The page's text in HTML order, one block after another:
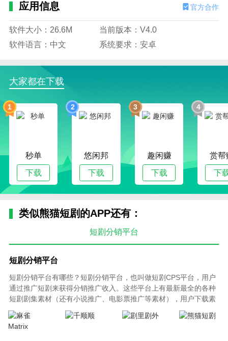
应用信息 官方合作
软件大小：26.6M
当前版本：V4.0
软件语言：中文
系统要求：安卓
大家都在下载
1
秒单
下载
2
悠闲邦
下载
3
趣闲赚
下载
4
赏帮
下
类似熊猫短剧的APP还有：
短剧分销平台
短剧分销平台
短剧分销平台有哪些？短剧分销平台，也叫做短剧CPS平台，用户
通过推广短剧来获得分销推广收入。这些平台上有最新最全的各种
短剧剧集素材（还有小说推广、电影票推广等素材），用户下载素
材剪辑成短视频，发布到抖音、快手、视频号，按照充值收入、广
告收入获得一定比例的佣金。平台上的素材已经获得了相关授权，
视频剪辑作者不用担心侵权问题。目前互联网上比较有名的短剧推